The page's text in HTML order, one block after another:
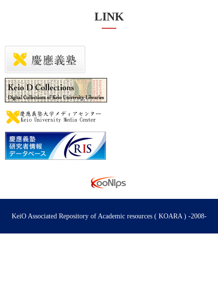
LINK
KeiO Associated Repository of Academic resources ( KOARA ) -2008-